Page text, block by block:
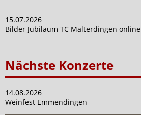
15.07.2026
Bilder Jubiläum TC Malterdingen online
Nächste Konzerte
14.08.2026
Weinfest Emmendingen